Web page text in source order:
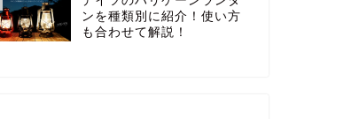
ンを種類別に紹介！使い方
も合わせて解説！